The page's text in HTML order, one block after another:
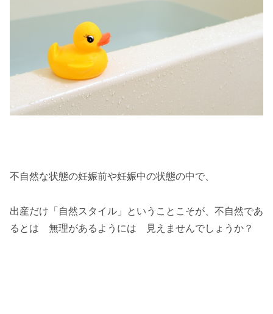
不自然な状態の妊娠前や妊娠中の状態の中で、
出産だけ「自然スタイル」ということこそが、不自然であ
るとは 無理があるようには 見えませんでしょうか？